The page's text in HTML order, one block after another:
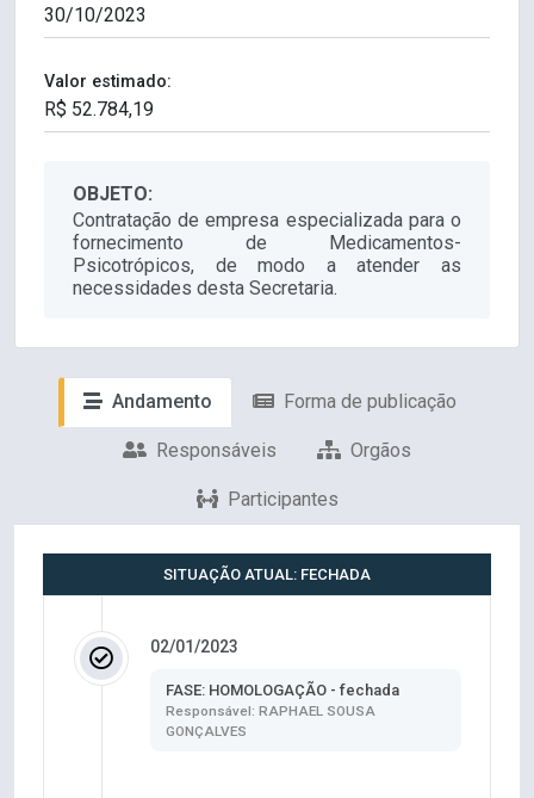
Valor estimado:
OBJETO:
Contratação de empresa especializada para o
fornecimento de Medicamentos-
Psicotrópicos, de modo a atender as
necessidades desta Secretaria.
Andamento Forma de publicação
Responsáveis Orgãos
Participantes
SITUAÇÃO ATUAL: FECHADA
02/01/2023
FASE: HOMOLOGAÇÃO - fechada
Responsável: RAPHAEL SOUSA
GONÇALVES